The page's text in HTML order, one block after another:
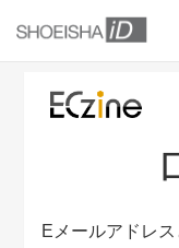
Eメールアドレ